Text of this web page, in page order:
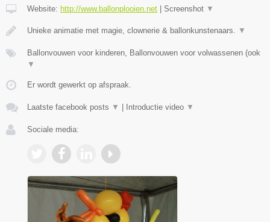
Website: http://www.ballonplooien.net Screenshot ▼
Unieke animatie met magie, clownerie & ballonkunstenaars. ▼
Ballonvouwen voor kinderen, Ballonvouwen voor volwassenen (ook
▼
Er wordt gewerkt op afspraak.
Laatste facebook posts ▼ Introductie video ▼
Sociale media: